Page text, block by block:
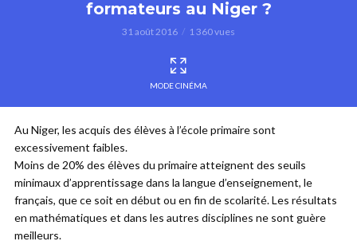
formateurs au Niger ?
31 août 2016 1 360 vues
MODE CINÉMA
Au Niger, les acquis des élèves à l’école primaire sont
excessivement faibles.
Moins de 20% des élèves du primaire atteignent des seuils
minimaux d’apprentissage dans la langue d’enseignement, le
français, que ce soit en début ou en fin de scolarité. Les résultats
en mathématiques et dans les autres disciplines ne sont guère
meilleurs.